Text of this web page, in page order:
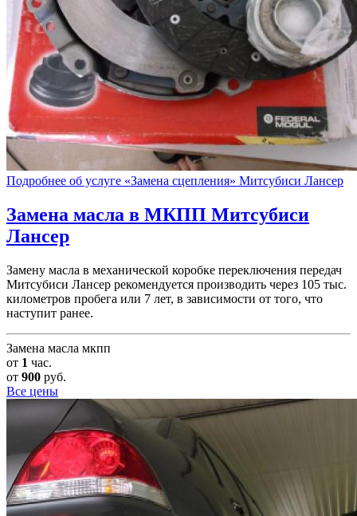
Подробнее об услуге «Замена сцепления» Митсубиси Лансер
Замена масла в МКПП Митсубиси
Лансер
Замену масла в механической коробке переключения передач
Митсубиси Лансер рекомендуется производить через 105 тыс.
километров пробега или 7 лет, в зависимости от того, что
наступит ранее.
Замена масла мкпп
от 1 час.
от 900 руб.
Все цены